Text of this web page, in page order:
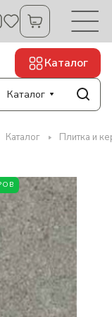
Каталог
Каталог
Каталог Плитка и